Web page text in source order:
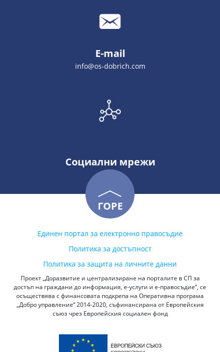
E-mail
info@os-dobrich.com
Социални мрежи
ГОРЕ
Единен портал за електронно правосъдие
Политика за достъпност
Политика за защита на личните данни
Проект „Доразвитие и централизиране на порталите в СП за
достъп на граждани до информация, е-услуги и е-правосъдие“, се
осъществява с финансовата подкрепа на Оперативна програма
„Добро управление“ 2014-2020, съфинансирана от Европейския
съюз чрез Европейския социален фонд